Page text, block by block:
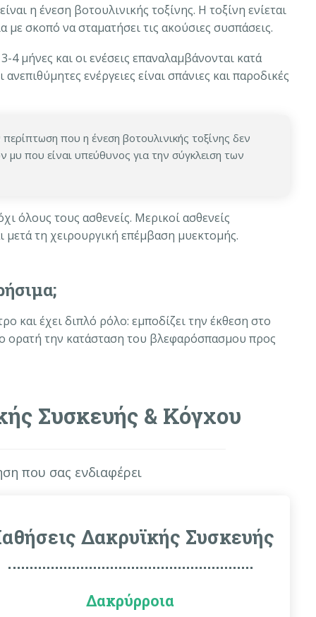
η ένεση βοτουλινικής τοξίνης. Η τοξίνη ενίεται
σκοπό να σταματήσει τις ακούσιες συσπάσεις.
μήνες και οι ενέσεις επαναλαμβάνονται κατά
ενέργειες είναι σπάνιες και παροδικές
που η ένεση βοτουλινικής τοξίνης δεν
που είναι υπεύθυνος για την σύγκλειση των
όλους τους ασθενείς. Μερικοί ασθενείς
μετά τη χειρουργική επέμβαση μυεκτομής.
και έχει διπλό ρόλο: εμποδίζει την έκθεση στο
ορατή την κατάσταση του βλεφαρόσπασμου προς
Συσκευής & Κόγχου
που σας ενδιαφέρει
Δακρυϊκής Συσκευής
Δακρύρροια